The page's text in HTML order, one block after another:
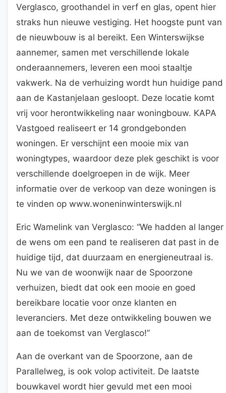
Verglasco, groothandel in verf en glas, opent hier
straks hun nieuwe vestiging. Het hoogste punt van
de nieuwbouw is al bereikt. Een Winterswijkse
aannemer, samen met verschillende lokale
onderaannemers, leveren een mooi staaltje
vakwerk. Na de verhuizing wordt hun huidige pand
aan de Kastanjelaan gesloopt. Deze locatie komt
vrij voor herontwikkeling naar woningbouw. KAPA
Vastgoed realiseert er 14 grondgebonden
woningen. Er verschijnt een mooie mix van
woningtypes, waardoor deze plek geschikt is voor
verschillende doelgroepen in de wijk. Meer
informatie over de verkoop van deze woningen is
te vinden op www.woneninwinterswijk.nl
Eric Wamelink van Verglasco: “We hadden al langer
de wens om een pand te realiseren dat past in de
huidige tijd, dat duurzaam en energieneutraal is.
Nu we van de woonwijk naar de Spoorzone
verhuizen, biedt dat ook een mooie en goed
bereikbare locatie voor onze klanten en
leveranciers. Met deze ontwikkeling bouwen we
aan de toekomst van Verglasco!”
Aan de overkant van de Spoorzone, aan de
Parallelweg, is ook volop activiteit. De laatste
bouwkavel wordt hier gevuld met een mooi